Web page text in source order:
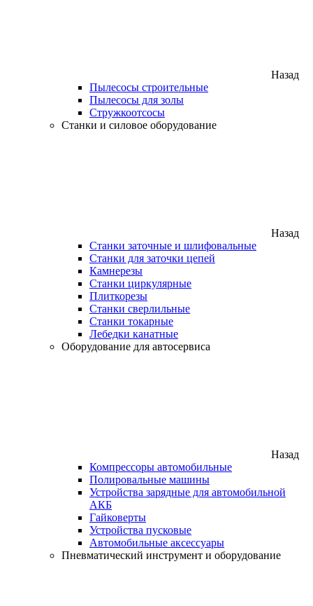
Назад
Пылесосы строительные
Пылесосы для золы
Стружкоотсосы
Станки и силовое оборудование
Назад
Станки заточные и шлифовальные
Станки для заточки цепей
Камнерезы
Станки циркулярные
Плиткорезы
Станки сверлильные
Станки токарные
Лебедки канатные
Оборудование для автосервиса
Назад
Компрессоры автомобильные
Полировальные машины
Устройства зарядные для автомобильной
АКБ
Гайковерты
Устройства пусковые
Автомобильные аксессуары
Пневматический инструмент и оборудование